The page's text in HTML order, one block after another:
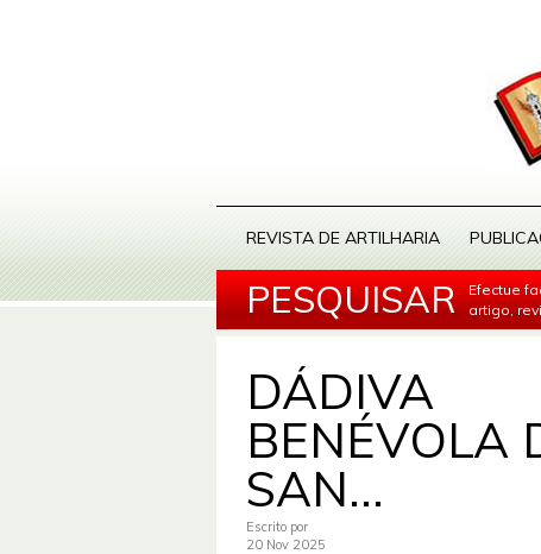
REVISTA DE ARTILHARIA
PESQUISAR
Efectue
artigo,
DÁDIVA
BENÉVOLA
SAN...
Escrito por
20 Nov 2025